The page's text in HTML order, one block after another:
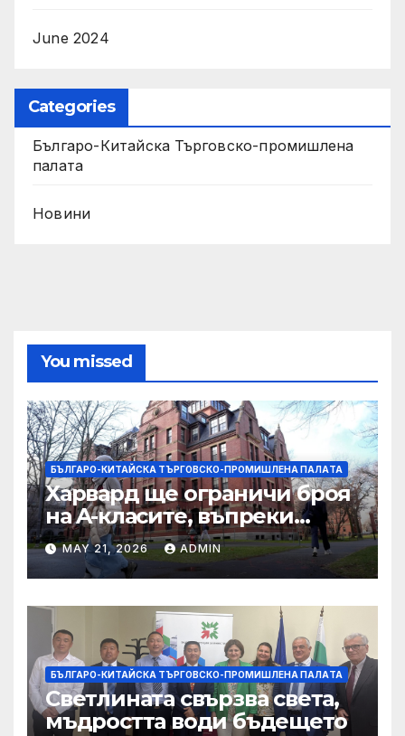
June 2024
Categories
Българо-Китайска Търговско-промишлена
палaта
Новини
You missed
БЪЛГАРО-КИТАЙСКА ТЪРГОВСКО-ПРОМИШЛЕНА ПАЛAТА
Харвард ще ограничи броя
на A-класите, въпреки
силната съпротива на
студентите
MAY 21, 2026 ADMIN
БЪЛГАРО-КИТАЙСКА ТЪРГОВСКО-ПРОМИШЛЕНА ПАЛAТА
Светлината свързва света,
мъдростта води бъдещето